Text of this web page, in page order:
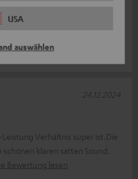
USA
auswählen
Leistung Verhältnis super ist.Die
klaren satten Sound.
Bewertung lesen
24.12.2024